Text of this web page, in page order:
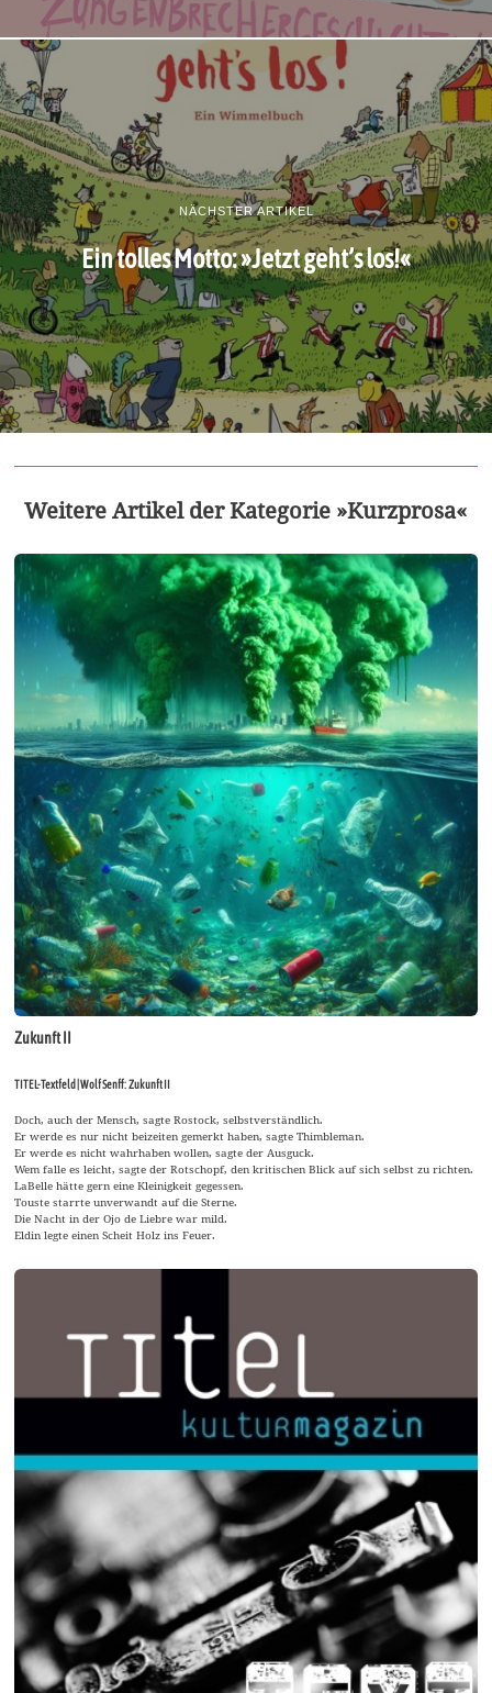
NÄCHSTER ARTIKEL
Ein tolles Motto: »Jetzt geht’s los!«
Weitere Artikel der Kategorie »Kurzprosa«
Zukunft II
TITEL-Textfeld | Wolf Senff: Zukunft II
Doch, auch der Mensch, sagte Rostock, selbstverständlich.
Er werde es nur nicht beizeiten gemerkt haben, sagte Thimbleman.
Er werde es nicht wahrhaben wollen, sagte der Ausguck.
Wem falle es leicht, sagte der Rotschopf, den kritischen Blick auf sich selbst zu richten.
LaBelle hätte gern eine Kleinigkeit gegessen.
Touste starrte unverwandt auf die Sterne.
Die Nacht in der Ojo de Liebre war mild.
Eldin legte einen Scheit Holz ins Feuer.